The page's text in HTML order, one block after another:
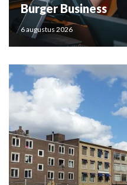
Burger Business
6 augustus 2026